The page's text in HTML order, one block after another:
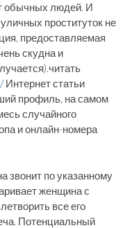
обычных людей. И
проституток не
предоставляемая
скудна и
Интернет статьи
профиль, на самом
случайного
и онлайн-номера
звонит по указанному
женщина с
все его
Потенциальный